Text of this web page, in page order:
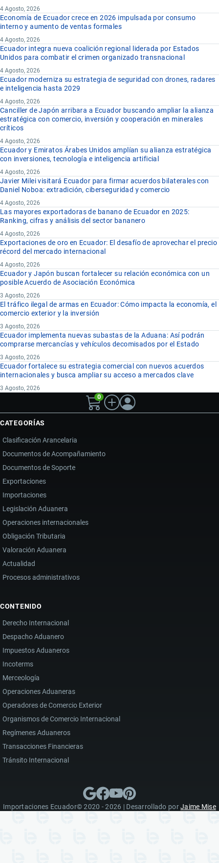
4 Agosto, 2026
Economía de Ecuador crece en 2026 impulsada por consumo
interno y aumento de ventas formales
4 Agosto, 2026
Ecuador integra nueva coalición regional liderada por Estados
Unidos para combatir el crimen organizado transnacional
4 Agosto, 2026
Ecuador moderniza su estrategia de seguridad con drones, radares
e inteligencia hasta 2029
4 Agosto, 2026
Canciller de Japón arribara a Ecuador buscando ampliar la alianza
estratégica con comercio, inversión y cooperación en minerales
críticos
4 Agosto, 2026
Ecuador y Emiratos Árabes Unidos amplían su alianza estratégica
con inversiones, tecnología e inteligencia artificial
4 Agosto, 2026
Javier Milei visitará Ecuador para firmar acuerdos bilaterales con
Daniel Noboa: extradición, ciberseguridad y comercio
4 Agosto, 2026
Las mayores exportadoras de banano de Ecuador en 2025:
Ranking, cifras y análisis del sector bananero
4 Agosto, 2026
Exportaciones de oro en Ecuador: El desafío de aprovechar el precio
récord del mercado internacional
4 Agosto, 2026
Ecuador y Japón buscan fortalecer su relación económica con un
posible Acuerdo de Asociación Económica
3 Agosto, 2026
El tráfico ilegal de armas en Ecuador: Cómo impacta la economía, el
comercio exterior y la inversión
3 Agosto, 2026
Ecuador implementa nuevas subastas de la Aduana: Así podrán
comprarse mercancías y vehículos decomisados por el Estado
3 Agosto, 2026
Ecuador fortalece su estrategia comercial con nuevos acuerdos
internacionales y busca ampliar su acceso a mercados clave
3 Agosto, 2026
0
CATEGORÍAS
Clasificación Arancelaria
Documentos de Acompañamiento
Documentos de Soporte
Exportaciones
Importaciones
Legislación Aduanera
Operaciones internacionales
Obligación Tributaria
Valoración Aduanera
Actualidad
Procesos administrativos
CONTENIDO
Derecho Internacional
Despacho Aduanero
Impuestos Aduaneros
Incoterms
Merceología
Operaciones Aduaneras
Operadores de Comercio Exterior
Organismos de Comercio Internacional
Regímenes Aduaneros
Transacciones Financieras
Tránsito Internacional
Importaciones Ecuador© 2020 - 2026 | Desarrollado porJaime Mise